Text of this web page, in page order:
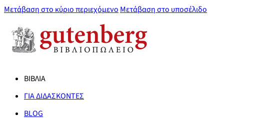
Μετάβαση στο κύριο περιεχόμενο Μετάβαση στο υποσέλιδο
ΒΙΒΛΙΑ
ΓΙΑ ΔΙΔΑΣΚΟΝΤΕΣ
BLOG